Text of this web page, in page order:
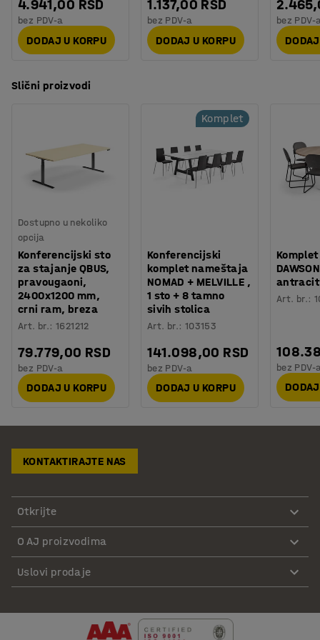
4.941,00 RSD
bez PDV-a
DODAJ U KORPU
1.137,00 RSD
bez PDV-a
DODAJ U KORPU
bez PDV-
Slični proizvodi
Dostupno u nekoliko
opcija
Konferencijski sto
za stajanje QBUS,
pravougaoni,
2400x1200 mm,
crni ram, breza
Art. br.:1621212
79.779,00 RSD
bez PDV-a
DODAJ U KORPU
Komplet
Konferencijski
komplet nameštaja
NOMAD + MELVILLE ,
1 sto + 8 tamno
sivih stolica
Art. br.: 103153
141.098,00 RSD
bez PDV-a
DODAJ U KORPU
Komplet
Art. br.:
bez PDV-
KONTAKTIRAJTE NAS
Otkrijte
O AJ proizvodima
Uslovi prodaje